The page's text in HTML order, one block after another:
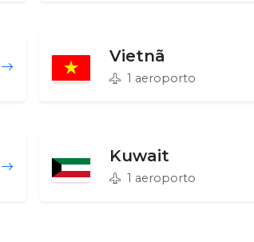
Vietnã
1 aeroporto
Kuwait
1 aeroporto